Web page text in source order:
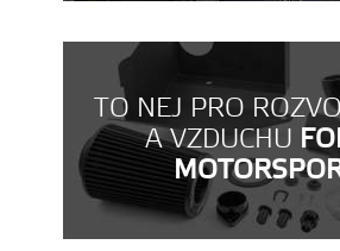
TO NEJ PRO
A VZDUCHU